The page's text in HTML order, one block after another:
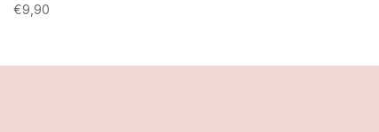
€9,90